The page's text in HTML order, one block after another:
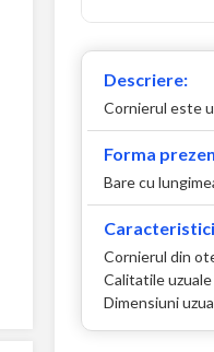
Descriere:
Cornierul este
Forma
Bare cu
Cornierul din
Calitatile uzuale
Dimensiuni